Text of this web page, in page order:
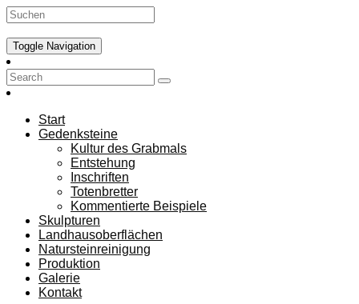
Toggle Navigation
Start
Gedenksteine
Kultur des Grabmals
Entstehung
Inschriften
Totenbretter
Kommentierte Beispiele
Skulpturen
Landhausoberflächen
Natursteinreinigung
Produktion
Galerie
Kontakt